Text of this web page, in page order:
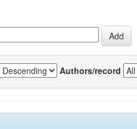
Authors/record